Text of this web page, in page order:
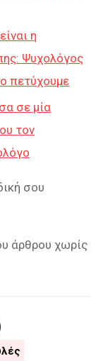
η
Ψυχολόγος
πετύχουμε
σε μία
τον
σου
άρθρου χωρίς